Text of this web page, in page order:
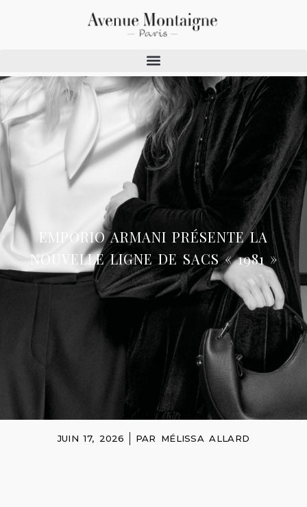
EMPORIO ARMANI PRÉSENTE LA
NOUVELLE LIGNE DE SACS « 1981 »
JUIN 17, 2026 PAR MÉLISSA ALLARD